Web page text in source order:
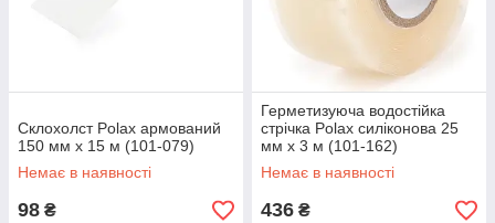
Склохолст Polax армований
150 мм х 15 м (101-079)
Немає в наявності
98 ₴
Герметизуюча водостійка
стрічка Polax силіконова 25
мм х 3 м (101-162)
Немає в наявності
436 ₴